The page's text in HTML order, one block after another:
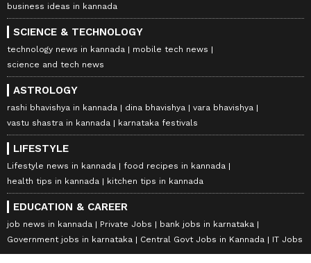
business ideas in kannada
SCIENCE & TECHNOLOGY
technology news in kannada
mobile tech news
science and tech news
ASTROLOGY
rashi bhavishya in kannada dina bhavishya
vara bhavishya
vastu shastra in kannada
karnataka festivals
LIFESTYLE
Lifestyle news in kannada
food recipes in kannada
health tips in kannada
kitchen tips in kannada
EDUCATION & CAREER
job news in kannada Private Jobs
bank jobs in karnataka
Government jobs in karnataka
Central Govt Jobs in Kannada IT Jobs